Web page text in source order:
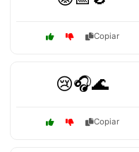
Copiar
😢🎧🌊
Copiar